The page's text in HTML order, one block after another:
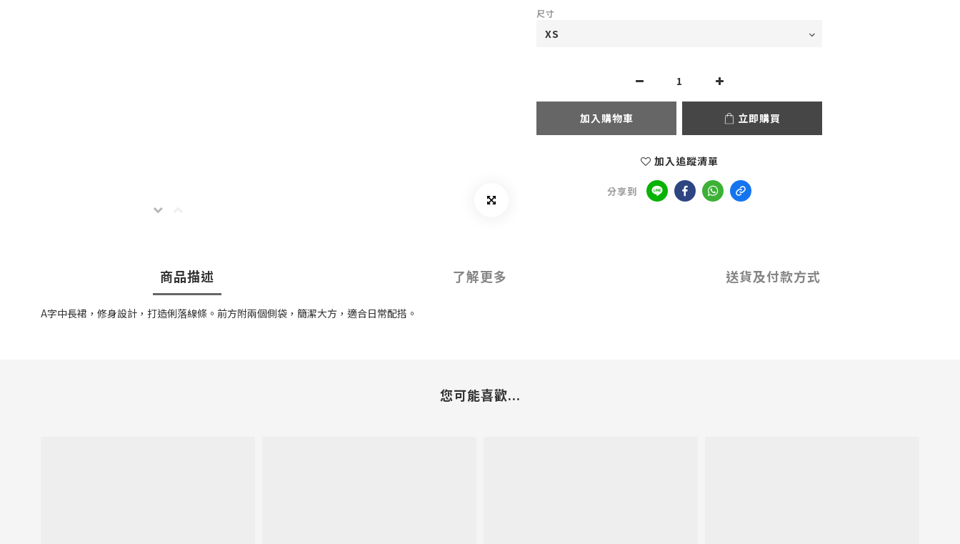
尺寸
加入購物車 立即購買
加入追蹤清單
分享到
商品描述 了解更多 送貨及付款方式
A字中長裙，修身設計，打造俐落線條。 前方附兩個側袋，簡潔大方，適合日常配搭。
您可能喜歡...